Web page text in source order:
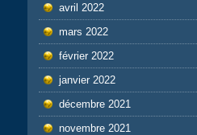
avril 2022
mars 2022
février 2022
janvier 2022
décembre 2021
novembre 2021